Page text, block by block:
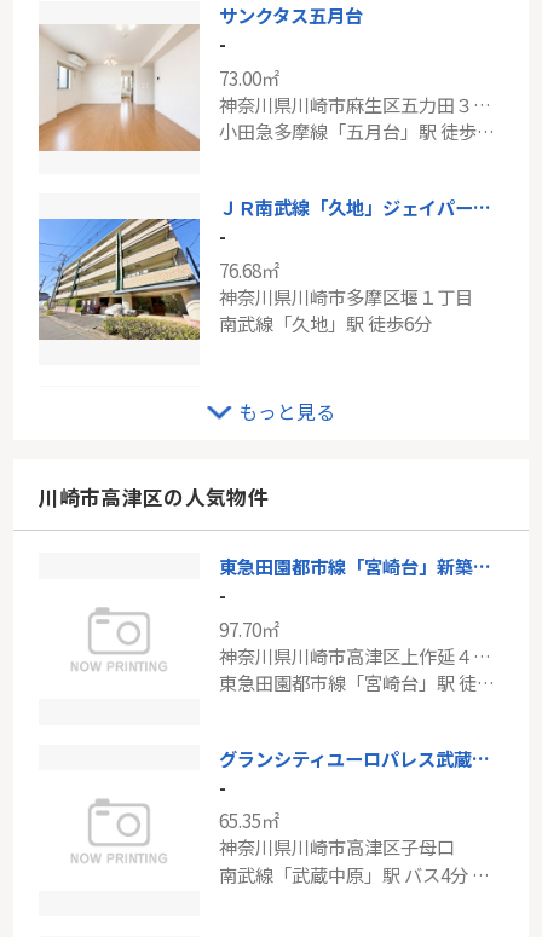
サンクタス五月台
-
73.00㎡
神奈川県川崎市麻生区五力田３丁目
小田急多摩線「五月台」駅 徒歩1分
ＪＲ南武線「久地」ジェイパーク多摩川アクエア
-
76.68㎡
神奈川県川崎市多摩区堰１丁目
南武線「久地」駅 徒歩6分
-
神奈川県横浜市鶴見区尻手１丁目
京急本線「八丁畷」駅 徒歩8分
78.65㎡
神奈川県川崎市多摩区宿河原２丁目
もっと見る
川崎市高津区の人気物件
東急田園都市線「宮崎台」新築分譲
-
97.70㎡
神奈川県川崎市高津区上作延４丁目
東急田園都市線「宮崎台」駅 徒歩15分
グランシティユーロパレス武蔵中原
-
65.35㎡
神奈川県川崎市高津区子母口
南武線「武蔵中原」駅 バス4分 「岩川（神奈川県）」 停歩6分